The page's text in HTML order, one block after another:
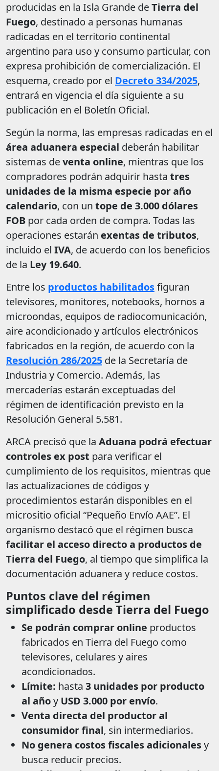
producidas en la Isla Grande deTierra del
Fuego, destinado a personas humanas
radicadas en el territorio continental
argentino para uso y consumo particular, con
expresa prohibición de comercialización. El
esquema, creado por el Decreto 334/2025,
entrará en vigencia el día siguiente a su
publicación en el Boletín Oficial.
Según la norma, las empresas radicadas en el
área aduanera especial deberán habilitar
sistemas deventa online, mientras que los
compradores podrán adquirir hasta tres
unidades de la misma especie por año
calendario, con un tope de 3.000 dólares
FOB por cada orden de compra. Todas las
operaciones estarán exentas de tributos,
incluido el IVA, de acuerdo con los beneficios
de la Ley 19.640.
Entre los productos habilitadosfiguran
televisores, monitores, notebooks, hornos a
microondas, equipos de radiocomunicación,
aire acondicionado y artículos electrónicos
fabricados en la región, de acuerdo con la
Resolución 286/2025 de la Secretaría de
Industria y Comercio. Además, las
mercaderías estarán exceptuadas del
régimen de identificación previsto en la
Resolución General 5.581.
ARCA precisó que la Aduana podrá efectuar
controles ex post para verificar el
cumplimiento de los requisitos, mientras que
las actualizaciones de códigos y
procedimientos estarán disponibles en el
micrositio oficial “Pequeño Envío AAE”. El
organismo destacó que el régimen busca
facilitar el acceso directo a productos de
Tierra del Fuego, al tiempo que simplifica la
documentación aduanera y reduce costos.
Puntos clave del régimen
simplificado desde Tierra del Fuego
Se podrán comprar online productos
fabricados en Tierra del Fuego como
televisores, celulares y aires
acondicionados.
Límite: hasta 3 unidades por producto
al añoy USD 3.000 por envío.
Venta directa del productor al
consumidor final, sin intermediarios.
No genera costos fiscales adicionalesy
busca reducir precios.